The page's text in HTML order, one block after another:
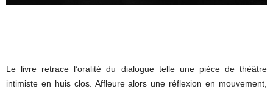
Le livre retrace l’oralité du dialogue telle une pièce de théâtre
intimiste en huis clos. Affleure alors une réflexion en mouvement,